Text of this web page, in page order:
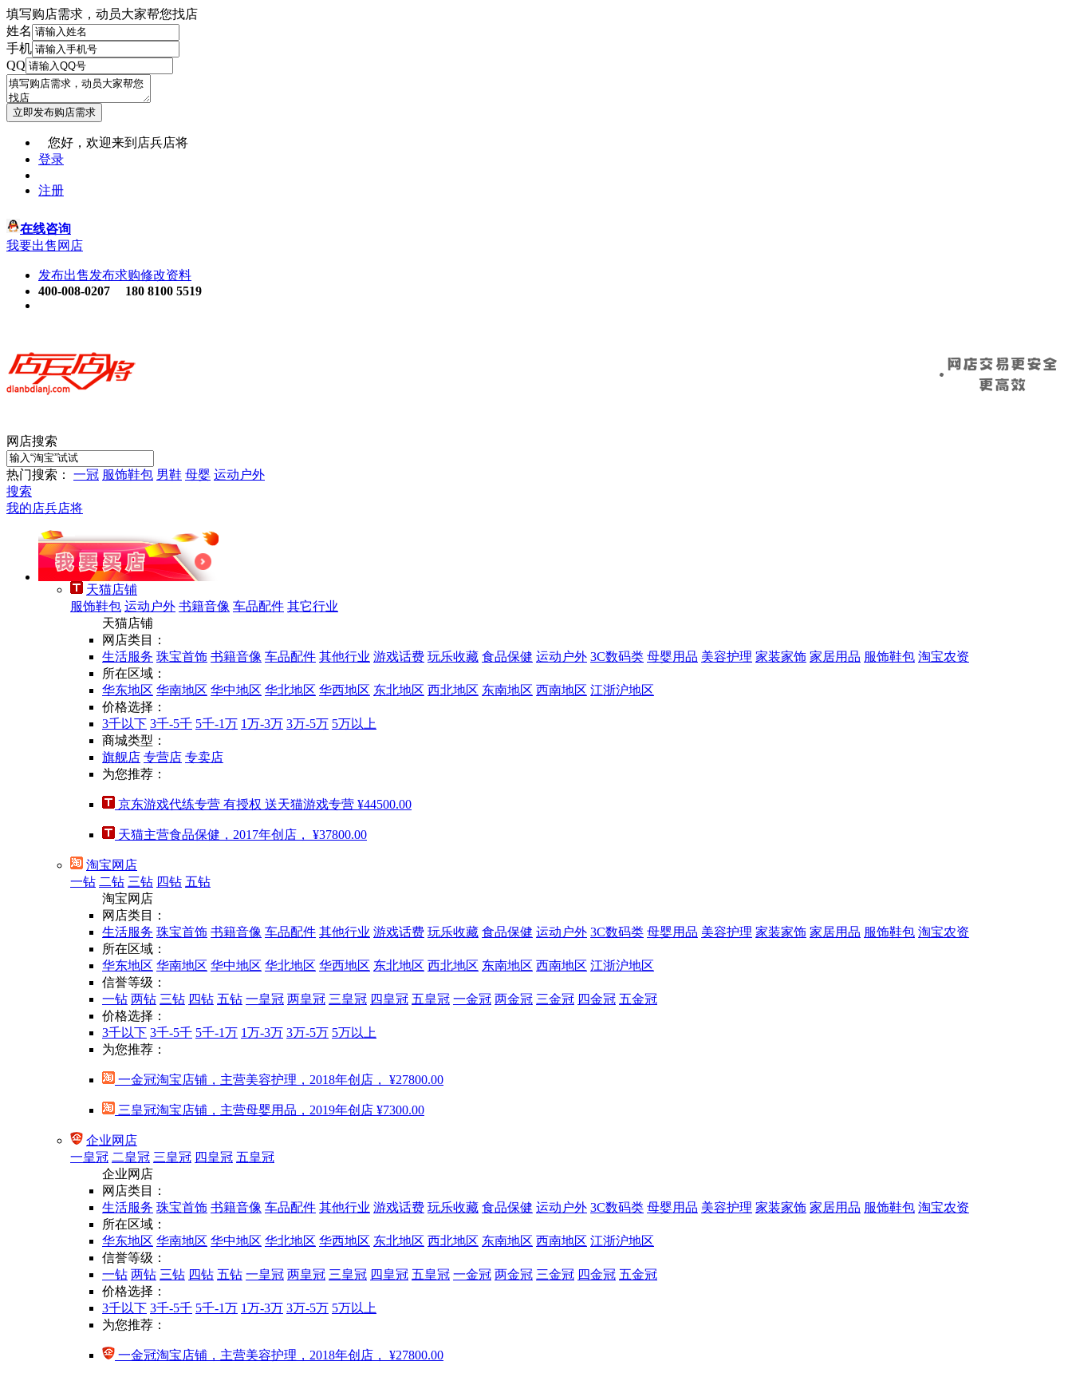
填写购店需求，动员大家帮您找店
姓名
手机
QQ
您好，欢迎来到店兵店将
登录
注册
在线咨询
我要出售网店
发布出售发布求购修改资料
400-008-0207
180 8100 5519
网店搜索
热门搜索： 一冠 服饰鞋包 男鞋 母婴 运动户外
搜索
我的店兵店将
天猫店铺
服饰鞋包 运动户外 书籍音像 车品配件 其它行业
天猫店铺
网店类目：
生活服务 珠宝首饰 书籍音像 车品配件 其他行业 游戏话费 玩乐收藏 食品保健 运动户外 3C数码类 母婴用品 美容护理 家装家饰 家居用品 服饰鞋包 淘宝农资
所在区域：
华东地区 华南地区 华中地区 华北地区 华西地区 东北地区 西北地区 东南地区 西南地区 江浙沪地区
价格选择：
3千以下 3千-5千 5千-1万 1万-3万 3万-5万 5万以上
商城类型：
旗舰店 专营店 专卖店
为您推荐：
京东游戏代练专营 有授权 送天猫游戏专营 ¥44500.00
天猫主营食品保健，2017年创店， ¥37800.00
淘宝网店
一钻 二钻 三钻 四钻 五钻
淘宝网店
网店类目：
生活服务 珠宝首饰 书籍音像 车品配件 其他行业 游戏话费 玩乐收藏 食品保健 运动户外 3C数码类 母婴用品 美容护理 家装家饰 家居用品 服饰鞋包 淘宝农资
所在区域：
华东地区 华南地区 华中地区 华北地区 华西地区 东北地区 西北地区 东南地区 西南地区 江浙沪地区
信誉等级：
一钻 两钻 三钻 四钻 五钻 一皇冠 两皇冠 三皇冠 四皇冠 五皇冠 一金冠 两金冠 三金冠 四金冠 五金冠
价格选择：
3千以下 3千-5千 5千-1万 1万-3万 3万-5万 5万以上
为您推荐：
一金冠淘宝店铺，主营美容护理，2018年创店， ¥27800.00
三皇冠淘宝店铺，主营母婴用品，2019年创店 ¥7300.00
企业网店
一皇冠 二皇冠 三皇冠 四皇冠 五皇冠
企业网店
网店类目：
生活服务 珠宝首饰 书籍音像 车品配件 其他行业 游戏话费 玩乐收藏 食品保健 运动户外 3C数码类 母婴用品 美容护理 家装家饰 家居用品 服饰鞋包 淘宝农资
所在区域：
华东地区 华南地区 华中地区 华北地区 华西地区 东北地区 西北地区 东南地区 西南地区 江浙沪地区
信誉等级：
一钻 两钻 三钻 四钻 五钻 一皇冠 两皇冠 三皇冠 四皇冠 五皇冠 一金冠 两金冠 三金冠 四金冠 五金冠
价格选择：
3千以下 3千-5千 5千-1万 1万-3万 3万-5万 5万以上
为您推荐：
一金冠淘宝店铺，主营美容护理，2018年创店， ¥27800.00